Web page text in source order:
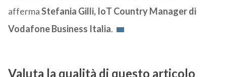
affermaStefania Gilli, IoT Country Manager di
Vodafone Business Italia.
Valuta la qualità di questo articolo